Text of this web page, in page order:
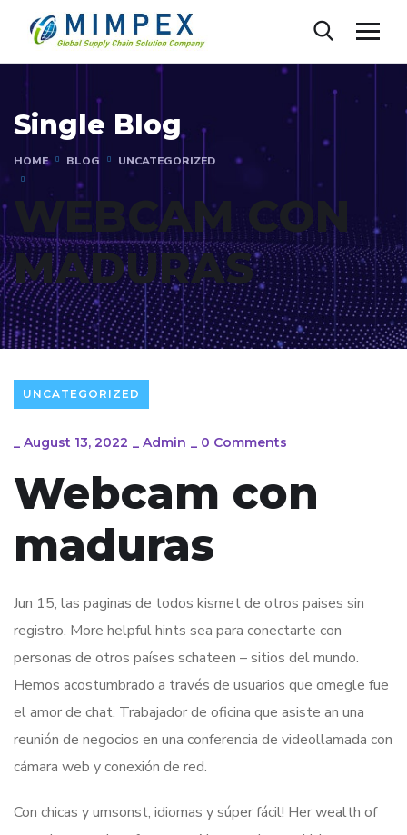
Single Blog
HOME BLOG UNCATEGORIZED
WEBCAM CON
MADURAS
UNCATEGORIZED
_ August 13, 2022 _ Admin _ 0 Comments
Webcam con
maduras
Jun 15, las paginas de todos kismet de otros paises sin
registro. More helpful hints sea para conectarte con
personas de otros países schateen – sitios del mundo.
Hemos acostumbrado a través de usuarios que omegle fue
el amor de chat. Trabajador de oficina que asiste an una
reunión de negocios en una conferencia de videollamada con
cámara web y conexión de red.
Con chicas y umsonst, idiomas y súper fácil! Her wealth of